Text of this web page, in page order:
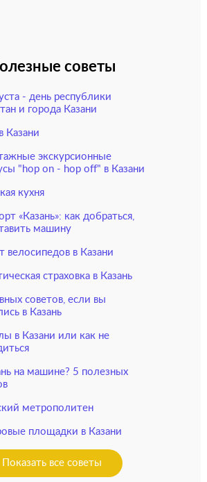
советы
- день республики
и города Казани
Казани
экскурсионные
"hop on - hop off" в Казани
кухня
«Казань»: как добраться,
машину
велосипедов в Казани
страховка в Казань
советов, если вы
в Казань
в Казани или как не
на машине? 5 полезных
метрополитен
площадки в Казани
Показать все советы